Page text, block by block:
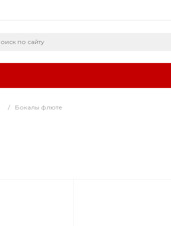
/ Бокалы флюте